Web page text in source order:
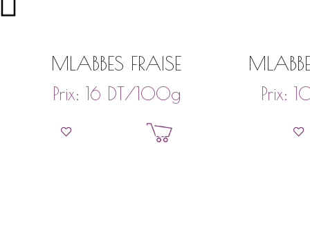
MLABBES FRAISE
Prix: 16 DT/100g
Ajouter au panier
Prix: